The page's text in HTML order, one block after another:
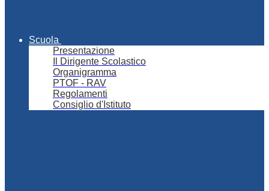
Scuola
Presentazione
Il Dirigente Scolastico
Organigramma
PTOF - RAV
Regolamenti
Consiglio d'Istituto